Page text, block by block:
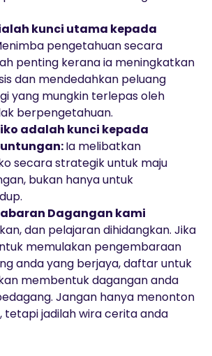
kunci utama kepada
pengetahuan secara
penting kerana ia meningkatkan
dan mendedahkan peluang
yang mungkin terlepas oleh
berpengetahuan.
adalah kunci kepada
Ia melibatkan
secara strategik untuk maju
bukan hanya untuk
Dagangan kami
dan pelajaran dihidangkan. Jika
memulakan pengembaraan
anda yang berjaya, daftar untuk
membentuk dagangan anda
Jangan hanya menonton
tetapi jadilah wira cerita anda